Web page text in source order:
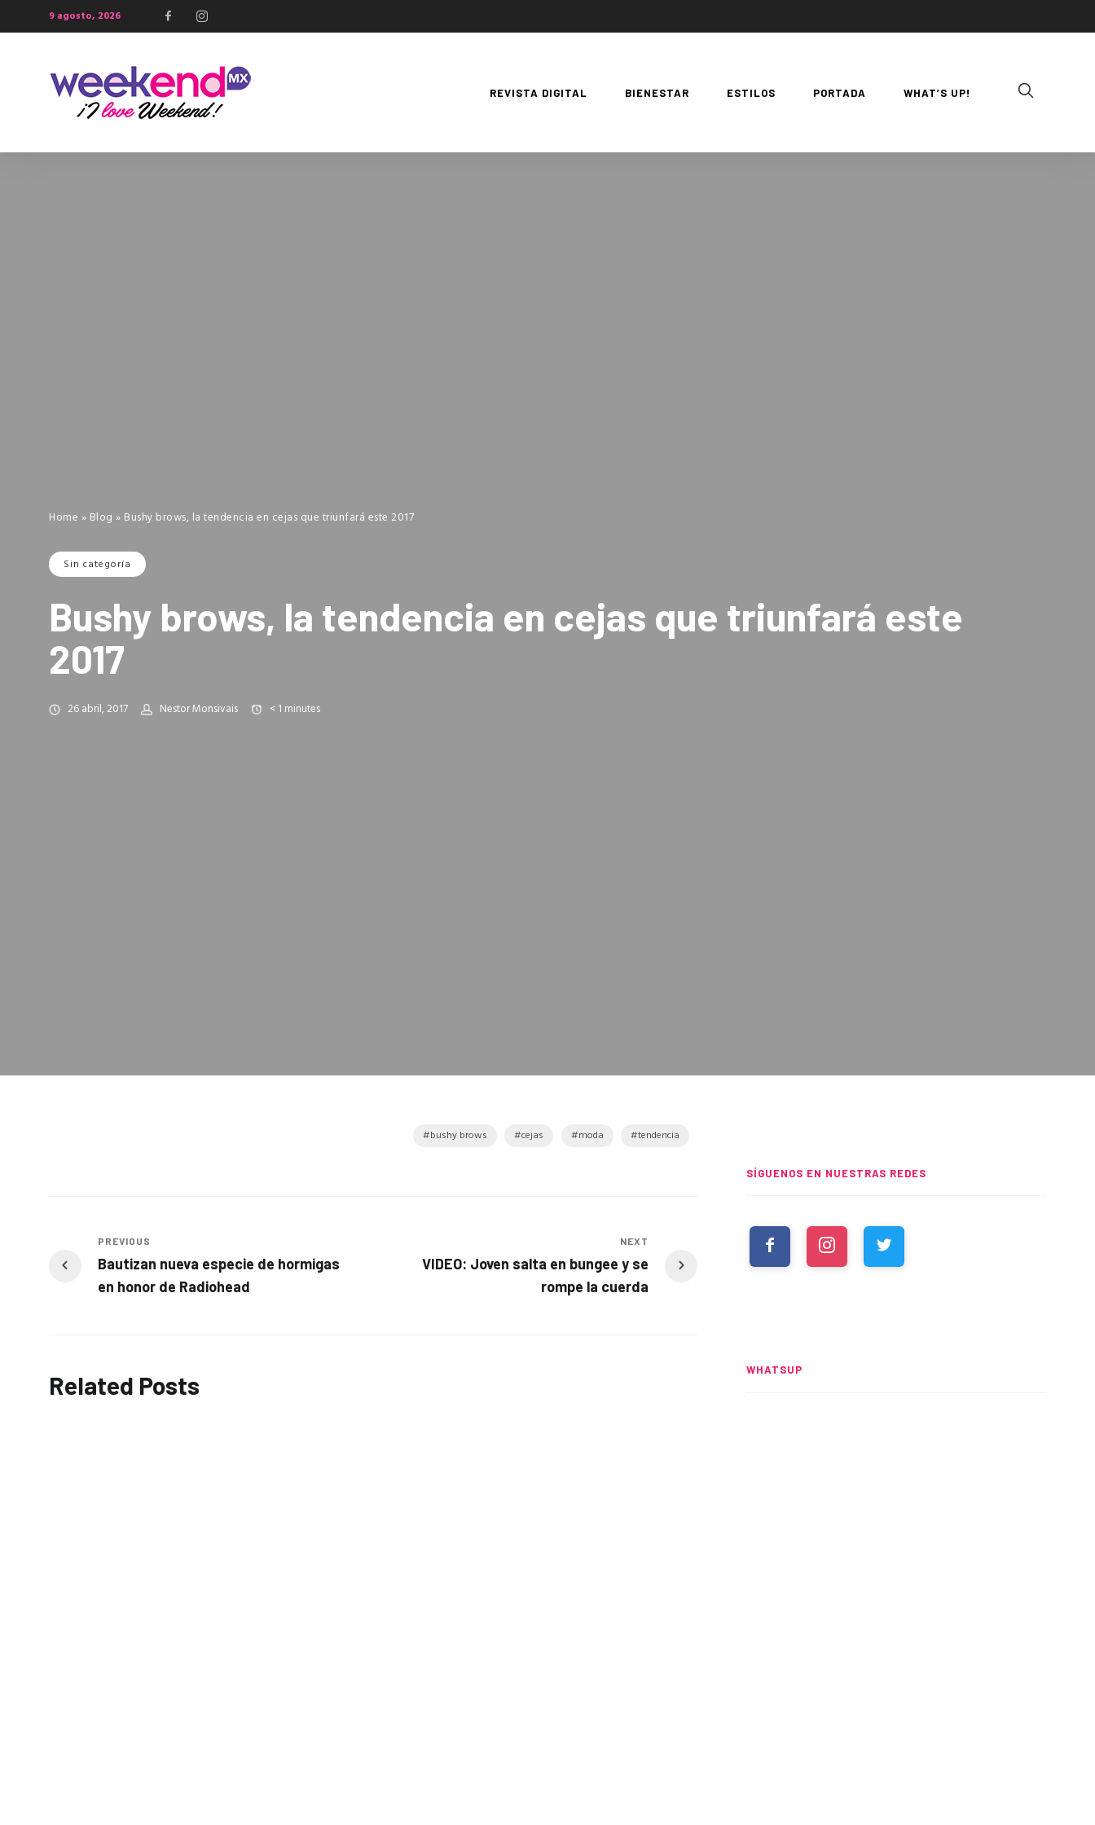
9 agosto, 2026
REVISTA DIGITAL BIENESTAR ESTILOS PORTADA WHAT’S UP!
Home » Blog » Bushy brows, la tendencia en cejas que triunfará este 2017
Sin categoría
Bushy brows, la tendencia en cejas que triunfará este
2017
26 abril, 2017 Nestor Monsivais < 1 minutes
bushy brows cejas moda tendencia
PREVIOUS
Bautizan nueva especie de hormigas
en honor de Radiohead
NEXT
VIDEO: Joven salta en bungee y se
rompe la cuerda
Related Posts
SÍGUENOS EN NUESTRAS REDES
WHATSUP